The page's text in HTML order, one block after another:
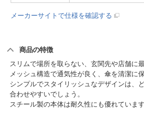
メーカーサイトで仕様を確認する
商品の特徴
スリムで場所を取らない、玄関先や店舗に
メッシュ構造で通気性が良く、傘を清潔に保
シンプルでスタイリッシュなデザインは、
合わせやすいでしょう。
スチール製の本体は耐久性にも優れています